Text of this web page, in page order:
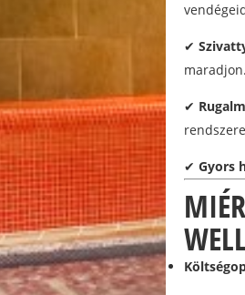
✔
maradjon.
✔
✔ Gyors